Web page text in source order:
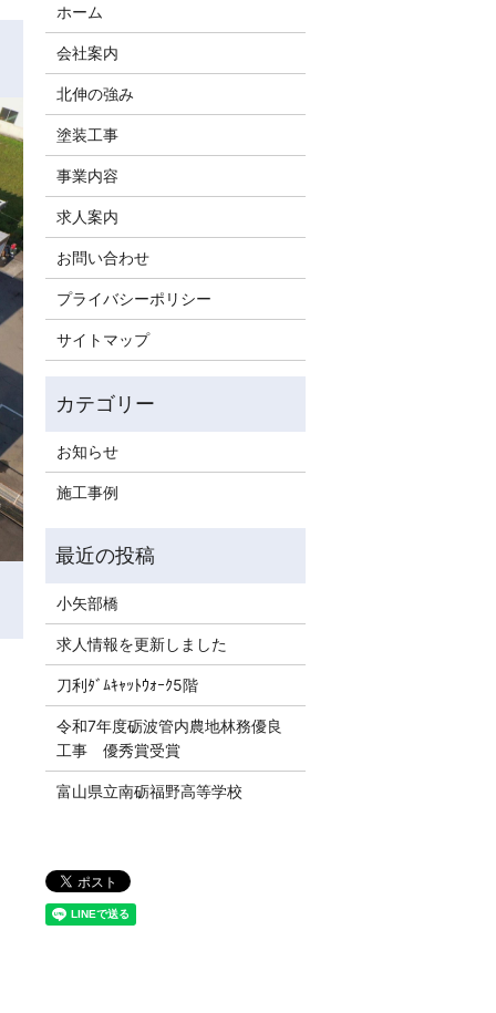
ホーム
会社案内
北伸の強み
塗装工事
事業内容
求人案内
お問い合わせ
プライバシーポリシー
サイトマップ
お知らせ
施工事例
小矢部橋
求人情報を更新しました
刀利ﾀﾞﾑｷｬｯﾄｳｫｰｸ5階
令和7年度砺波管内農地林務優良
工事 優秀賞受賞
富山県立南砺福野高等学校